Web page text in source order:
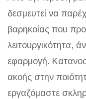
δεσμευτεί να
βαρηκοΐας που
λειτουργικότητα,
εφαρμογή.
ακοής στην
εργαζόμαστε